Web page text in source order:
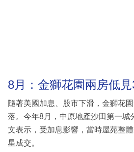
8月：金獅花園兩房低
隨著美國加息、股市下滑，金獅花
落。今年8月，中原地產沙田第一城
文表示，受加息影響，當時屋苑整
星成交。